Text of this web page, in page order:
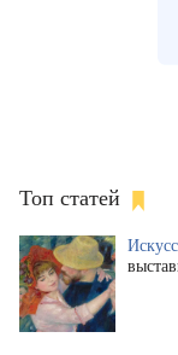
Топ статей